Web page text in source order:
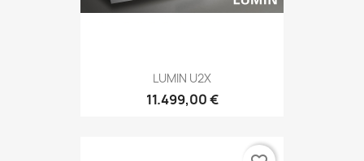
LUMIN U2X
11.499,00 €